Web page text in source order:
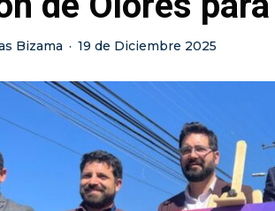
Bizama · 19 de Diciembre 2025